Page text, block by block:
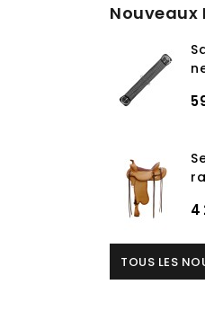
Nouveaux
4
TOUS LES